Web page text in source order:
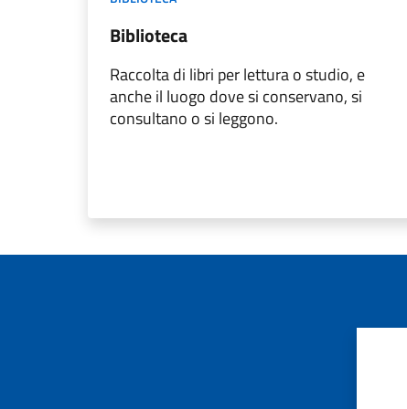
Biblioteca
Raccolta di libri per lettura o studio, e
anche il luogo dove si conservano, si
consultano o si leggono.